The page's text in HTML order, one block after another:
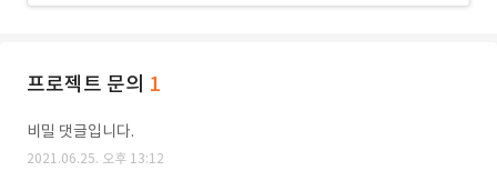
프로젝트 문의 1
비밀 댓글입니다.
2021.06.25. 오후 13:12